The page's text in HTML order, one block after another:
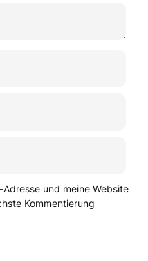
und meine Website
Kommentierung